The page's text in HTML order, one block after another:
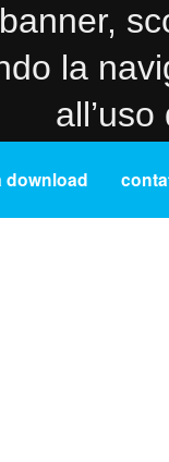
la
download